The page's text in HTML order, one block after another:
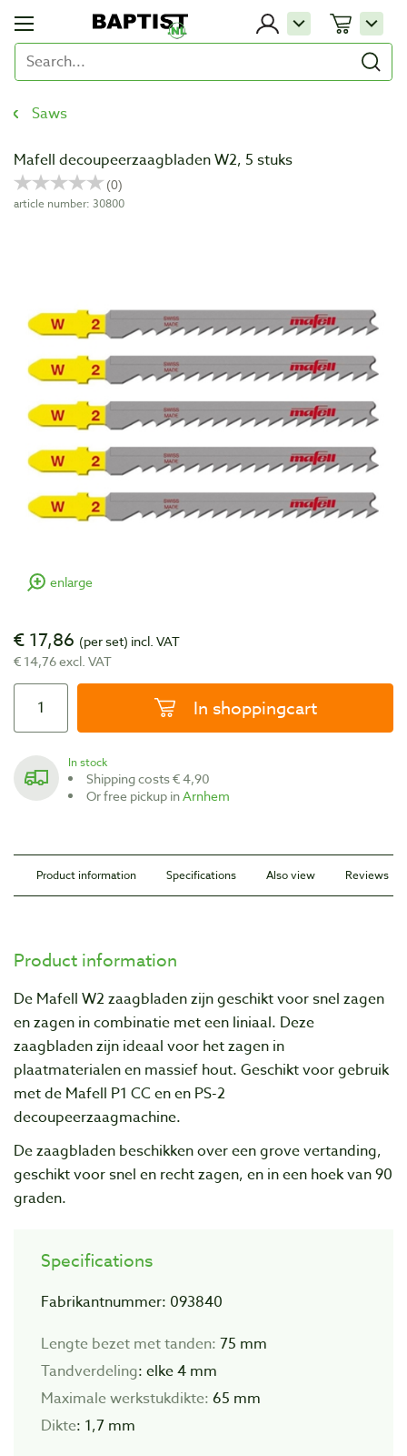
Saws
Mafell decoupeerzaagbladen W2, 5 stuks
article number: 30800
enlarge
€ 17,86 (per set) incl. VAT
€ 14,76 excl. VAT
In shoppingcart
In stock
Shipping costs € 4,90
Or free pickup inArnhem
Product information Specifications Also view Reviews
Product information
De Mafell W2 zaagbladen zijn geschikt voor snel zagen
en zagen in combinatie met een liniaal. Deze
zaagbladen zijn ideaal voor het zagen in
plaatmaterialen en massief hout. Geschikt voor gebruik
met de Mafell P1 CC enen PS-2
decoupeerzaagmachine.
De zaagbladen beschikken over een grove vertanding,
geschikt voor snel en recht zagen, en in een hoek van 90
graden.
Specifications
Fabrikantnummer: 093840
Lengte bezet met tanden: 75 mm
Tandverdeling: elke 4 mm
Maximale werkstukdikte: 65 mm
Dikte: 1,7 mm